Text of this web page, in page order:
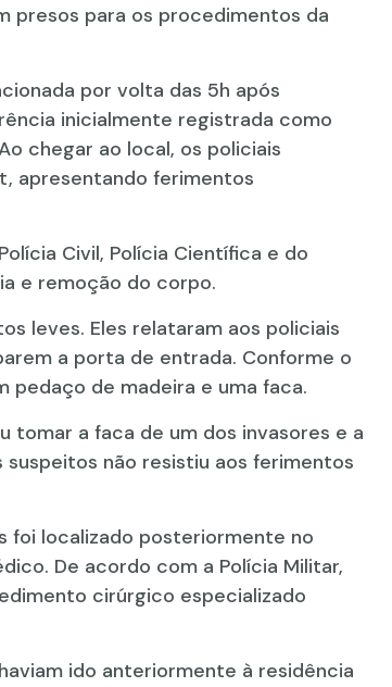
presos para os procedimentos da
por volta das 5h após
inicialmente registrada como
chegar ao local, os policiais
apresentando ferimentos
Civil, Polícia Científica e do
e remoção do corpo.
leves. Eles relataram aos policiais
a porta de entrada. Conforme o
pedaço de madeira e uma faca.
tomar a faca de um dos invasores e a
não resistiu aos ferimentos
foi localizado posteriormente no
De acordo com a Polícia Militar,
cirúrgico especializado
ido anteriormente à residência